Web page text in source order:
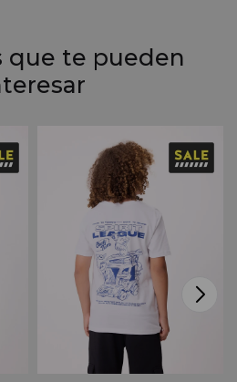
que te pueden